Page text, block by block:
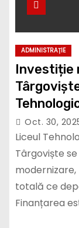
ADMINISTRAȚIE
Investiție
finanțată
lei
Oct. 30,
Liceul
Târgoviște
totală ce
Finanțarea